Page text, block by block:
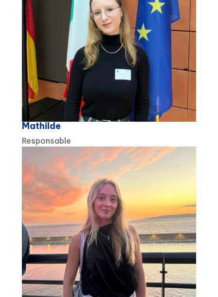
Mathilde
Responsable